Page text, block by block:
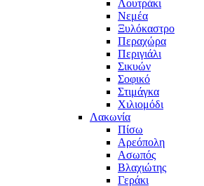
Λουτράκι
Νεμέα
Ξυλόκαστρο
Περαχώρα
Περιγιάλι
Σικυών
Σοφικό
Στιμάγκα
Χιλιομόδι
Λακωνία
Πίσω
Αρεόπολη
Ασωπός
Βλαχιώτης
Γεράκι